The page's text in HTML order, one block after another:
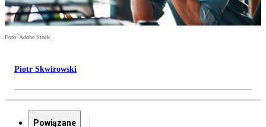
Foto: Adobe Stock
Piotr Skwirowski
Powiązane